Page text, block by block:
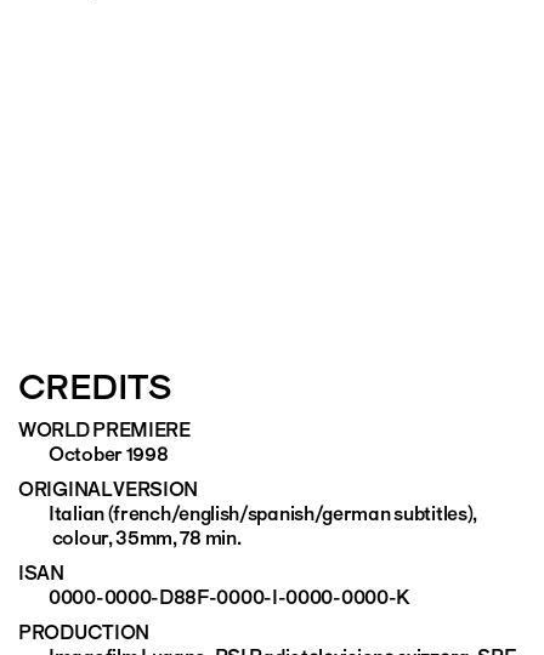
CREDITS
WORLD PREMIERE
October 1998
ORIGINAL VERSION
Italian (french/english/spanish/german subtitles),
colour, 35mm, 78 min.
ISAN
0000-0000-D88F-0000-I-0000-0000-K
PRODUCTION